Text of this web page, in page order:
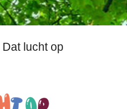
lucht op